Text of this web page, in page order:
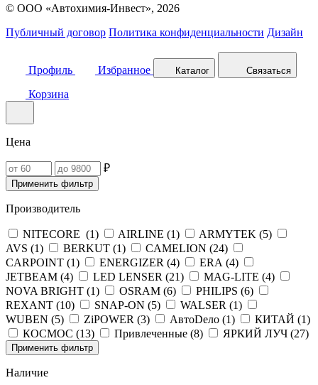
© ООО «Автохимия-Инвест», 2026
Публичный договор Политика конфиденциальности Дизайн
Профиль Избранное Каталог Связаться
Корзина
Цена
₽
Применить фильтр
Производитель
NITECORE (1) AIRLINE (1) ARMYTEK (5)
AVS (1) BERKUT (1) CAMELION (24)
CARPOINT (1) ENERGIZER (4) ERA (4)
JETBEAM (4) LED LENSER (21) MAG-LITE (4)
NOVA BRIGHT (1) OSRAM (6) PHILIPS (6)
REXANT (10) SNAP-ON (5) WALSER (1)
WUBEN (5) ZiPOWER (3) АвтоDело (1) КИТАЙ (1)
КОСМОС (13) Привлеченные (8) ЯРКИЙ ЛУЧ (27)
Применить фильтр
Наличие